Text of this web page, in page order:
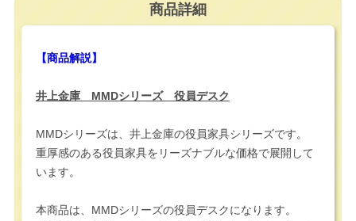
商品詳細
【商品解説】
井上金庫 MMDシリーズ 役員デスク
MMDシリーズは、井上金庫の役員家具シリーズです。
重厚感のある役員家具をリーズナブルな価格で展開して
います。
本商品は、MMDシリーズの役員デスクになります。